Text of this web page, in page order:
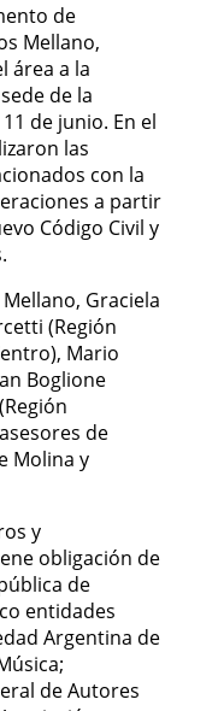
de
Mellano,
área a la
de la
de junio. En el
las
con la
a partir
Código Civil y
Graciela
(Región
Mario
Boglione
de
Molina y
y
obligación de
de
entidades
Argentina de
de Autores